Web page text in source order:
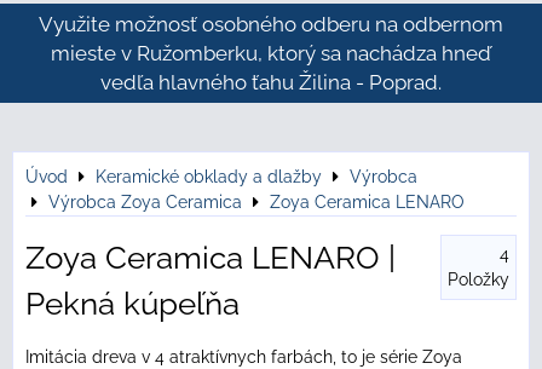
Využite možnosť osobného odberu na odbernom
mieste v Ružomberku, ktorý sa nachádza hneď
vedľa hlavného ťahu Žilina - Poprad.
Úvod Keramické obklady a dlažby
Výrobca
Výrobca Zoya Ceramica
Zoya Ceramica LENARO
Zoya Ceramica LENARO |
Pekná kúpeľňa
4
Položky
Imitácia dreva v 4 atraktívnych farbách, to je série Zoya